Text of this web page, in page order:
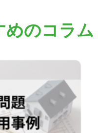
めのコラム